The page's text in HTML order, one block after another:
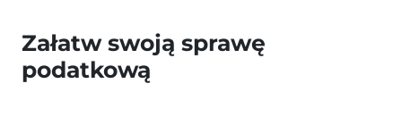
Załatw swoją sprawę
podatkową